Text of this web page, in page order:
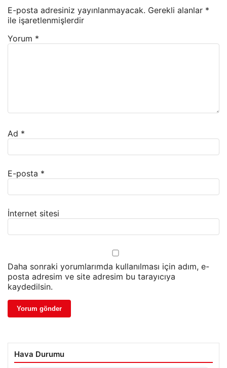
E-posta adresiniz yayınlanmayacak. Gerekli alanlar *
ile işaretlenmişlerdir
Yorum *
Ad *
E-posta *
İnternet sitesi
Daha sonraki yorumlarımda kullanılması için adım, e-
posta adresim ve site adresim bu tarayıcıya
kaydedilsin.
Hava Durumu